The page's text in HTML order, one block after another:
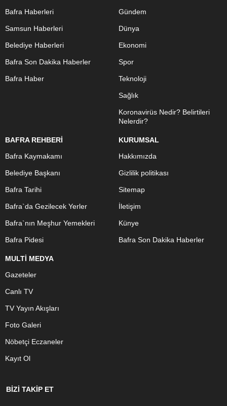
Bafra Haberleri
Samsun Haberleri
Belediye Haberleri
Bafra Son Dakika Haberler
Bafra Haber
Gündem
Dünya
Ekonomi
Spor
Teknoloji
Sağlık
Koronavirüs Nedir? Belirtileri
Nelerdir?
BAFRA REHBERİ
Bafra Kaymakamı
Belediye Başkanı
Bafra Tarihi
Bafra`da Gezilecek Yerler
Bafra`nın Meşhur Yemekleri
Bafra Pidesi
KURUMSAL
Hakkımızda
Gizlilik politikası
Sitemap
İletişim
Künye
Bafra Son Dakika Haberler
MULTİ MEDYA
Gazeteler
Canlı TV
TV Yayın Akışları
Foto Galeri
Nöbetçi Eczaneler
Kayıt Ol
BİZİ TAKİP ET